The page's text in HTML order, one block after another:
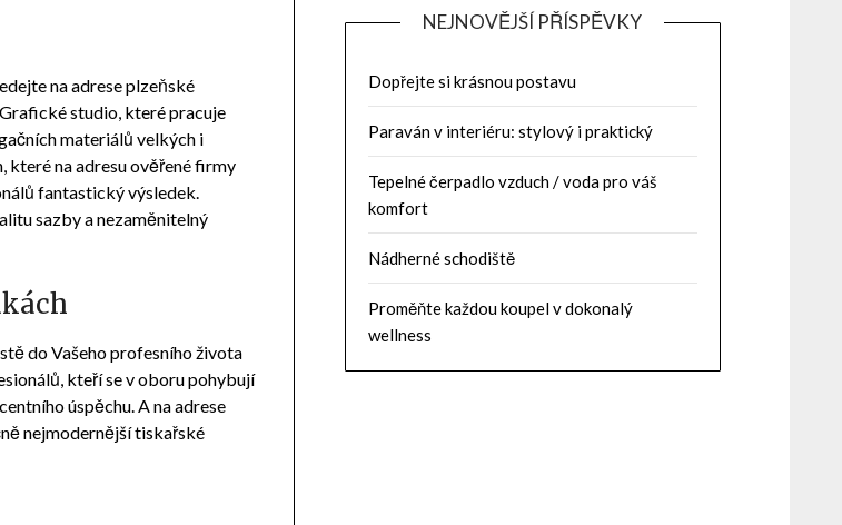
na adrese plzeňské
studio, které pracuje
materiálů velkých i
které na adresu ověřené firmy
fantastický výsledek.
sazby a nezaměnitelný
do Vašeho profesního života
kteří se v oboru pohybují
úspěchu. A na adrese
nejmodernější tiskařské
NEJNOVĚJŠÍ PŘÍSPĚVKY
Dopřejte si krásnou postavu
Paraván v interiéru: stylový i praktický
Tepelné čerpadlo vzduch / voda pro váš
komfort
Nádherné schodiště
Proměňte každou koupel v dokonalý
wellness